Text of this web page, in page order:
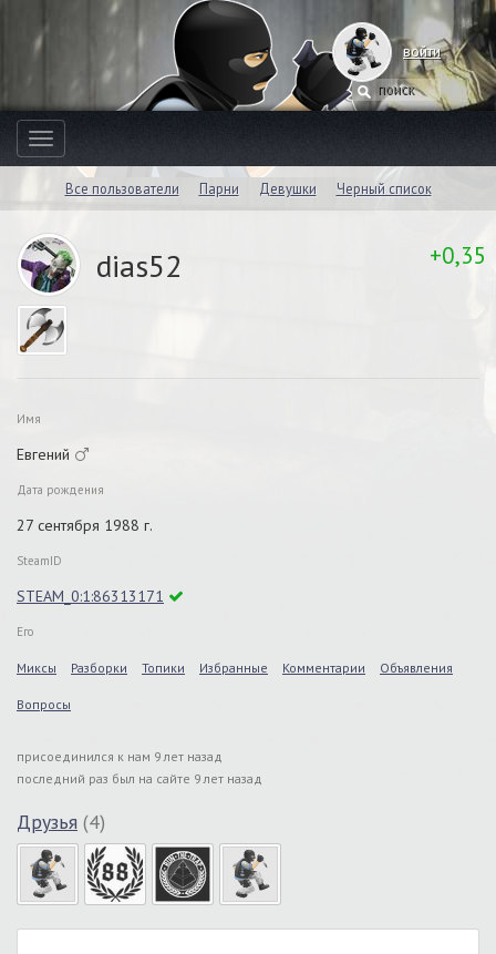
войти
Toggle
navigation
Все пользователи Парни Девушки Черный список
dias52 +0,35
Имя
Евгений
Дата рождения
27 сентября 1988 г.
SteamID
STEAM_0:1:86313171
Его
Миксы Разборки Топики Избранные Комментарии Объявления
Вопросы
присоединился к нам 9 лет назад
последний раз был на сайте 9 лет назад
Друзья (4)